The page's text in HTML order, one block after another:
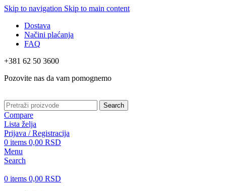
Skip to navigation Skip to main content
Dostava
Načini plaćanja
FAQ
+381 62 50 3600
Pozovite nas da vam pomognemo
Search
Compare
Lista želja
Prijava / Registracija
0 items 0,00 RSD
Menu
Search
0 items 0,00 RSD